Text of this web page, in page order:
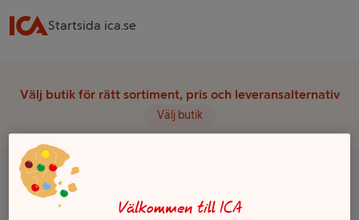
Startsida ica.se
Välj butik för rätt sortiment, pris och leveransalternativ
Välj butik
Grillkol & Rökspån Grillkol & Briketter
Välkommen till ICA